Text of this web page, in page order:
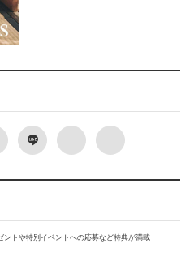
トや特別イベントへの応募など特典が満載